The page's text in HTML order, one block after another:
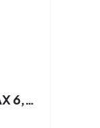
APPLE IPHONE 16 PRO MAX 6,9 '' 8 GB 256 GB 3 Cámaras Doble SIM 89 % 5G NFC